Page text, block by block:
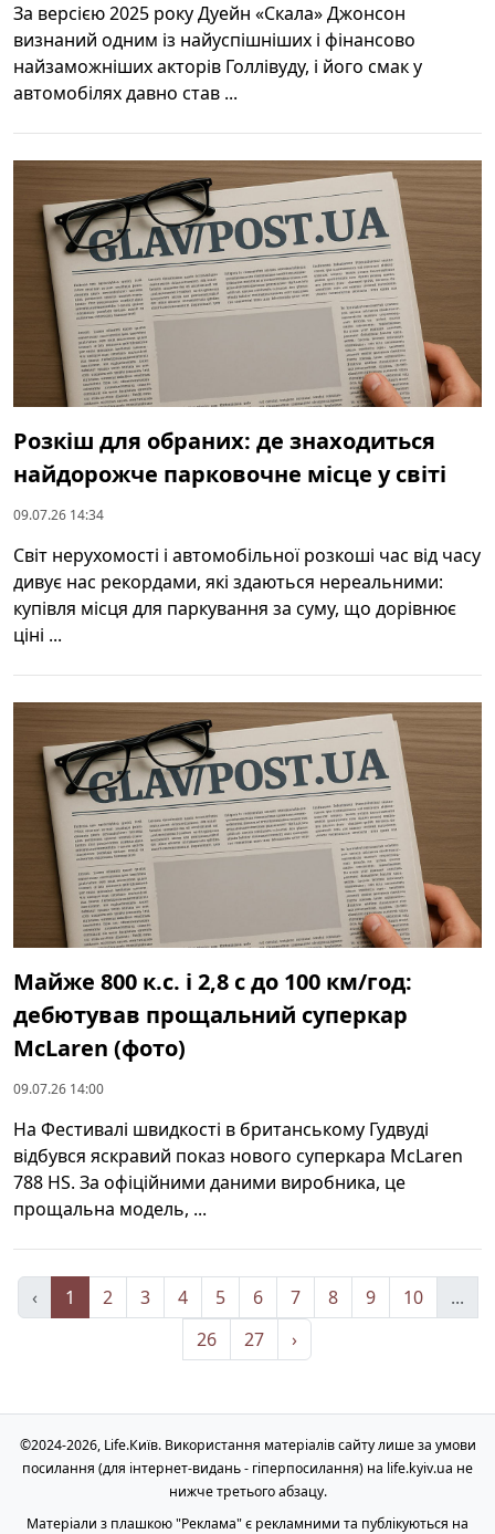
За версією 2025 року Дуейн «Скала» Джонсон
визнаний одним із найуспішніших і фінансово
найзаможніших акторів Голлівуду, і його смак у
автомобілях давно став ...
Розкіш для обраних: де знаходиться
найдорожче парковочне місце у світі
09.07.26 14:34
Світ нерухомості і автомобільної розкоші час від часу
дивує нас рекордами, які здаються нереальними:
купівля місця для паркування за суму, що дорівнює
ціні ...
Майже 800 к.с. і 2,8 с до 100 км/год:
дебютував прощальний суперкар
McLaren (фото)
09.07.26 14:00
На Фестивалі швидкості в британському Гудвуді
відбувся яскравий показ нового суперкара McLaren
788 HS. За офіційними даними виробника, це
прощальна модель, ...
‹ 1 2 3 4 5 6 7 8 9 10
...
26
27 ›
©2024-2026, Life.Київ. Використання матеріалів сайту лише за умови
посилання (для інтернет-видань - гіперпосилання) на life.kyiv.ua не
нижче третього абзацу.
Матеріали з плашкою "Реклама" є рекламними та публікуються на